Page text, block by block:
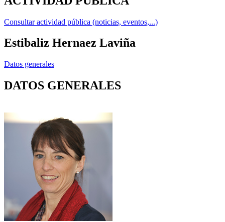
Consultar actividad pública (noticias, eventos,...)
Estibaliz Hernaez Laviña
Datos generales
DATOS GENERALES